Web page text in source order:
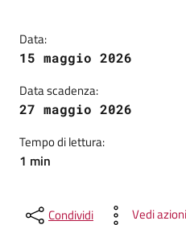
Data:
15 maggio 2026
Data scadenza:
27 maggio 2026
Tempo di lettura:
1 min
Condividi Vedi azioni